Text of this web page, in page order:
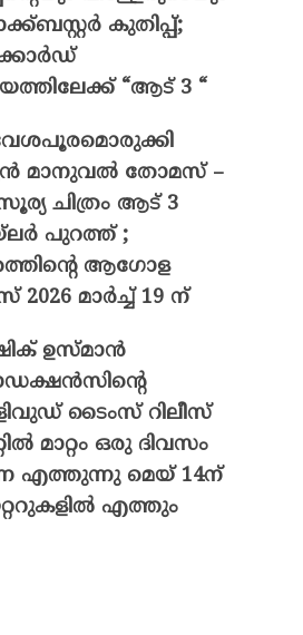
കുതിപ്പ്;
“ആട് 3 “
മാനുവൽ തോമസ് –
ചിത്രം ആട് 3
പുറത്ത് ;
ആഗോള
2026 മാർച്ച് 19 ന്
ഉസ്മാൻ
ടൈംസ് റിലീസ്
മാറ്റം ഒരു ദിവസം
എത്തുന്നു മെയ് 14ന്
എത്തും